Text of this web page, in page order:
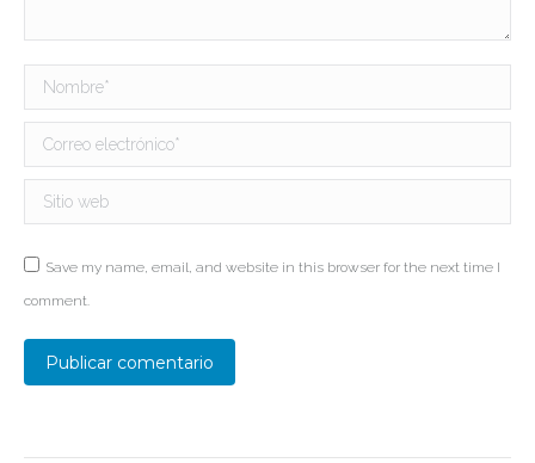
Nombre *
Correo electrónico *
Sitio web
Save my name, email, and website in this browser for the next time I
comment.
Publicar comentario